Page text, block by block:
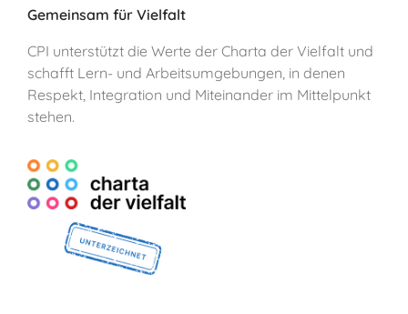
Gemeinsam für Vielfalt
CPI unterstützt die Werte der Charta der Vielfalt und
schafft Lern- und Arbeitsumgebungen, in denen
Respekt, Integration und Miteinander im Mittelpunkt
stehen.